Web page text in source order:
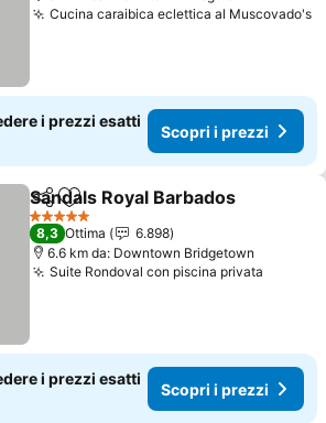
Cucina caraibica eclettica al Muscovado's
i prezzi esatti
Scopri i prezzi
CondividiAggiungi ai preferiti
Sandals Royal Barbados
5 Stelle
8,3 Ottima
6.898
6.6 km da: Downtown Bridgetown
Suite Rondoval con piscina privata
i prezzi esatti
Scopri i prezzi